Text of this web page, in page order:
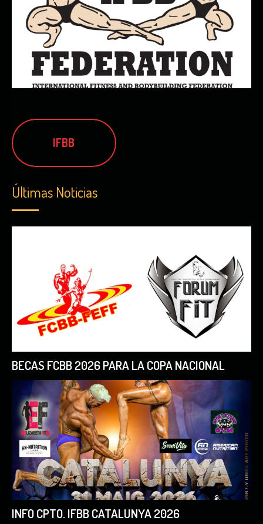
IFBB
Últimas Noticias
BECAS FCBB 2026 PARA LA COPA NACIONAL
INFO CPTO. IFBB CATALUNYA 2026